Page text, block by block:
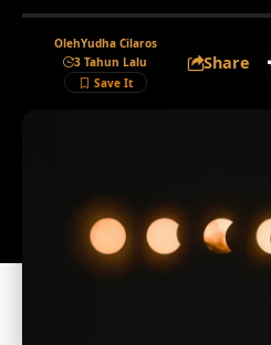
OlehYudha Cilaros
3 Tahun Lalu
Share